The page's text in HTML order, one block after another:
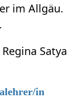
im Allgäu.
Satya
in